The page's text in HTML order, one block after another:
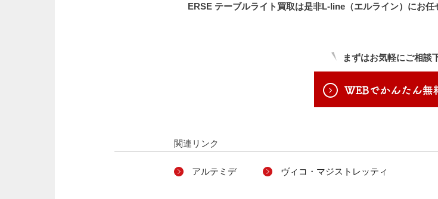
ERSE テーブルライト買取は是非L-line（エルライン）にお任
まずはお気軽にご相談
関連リンク
アルテミデ ヴィコ・マジストレッティ